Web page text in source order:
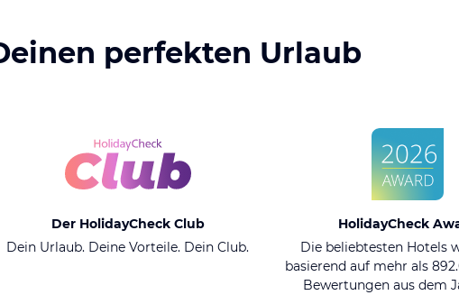
perfekten Urlaub
Der HolidayCheck Club
Dein Urlaub. Deine Vorteile. Dein Club.
HolidayCheck
Die beliebtesten Hotels
basierend auf mehr als
Bewertungen aus dem